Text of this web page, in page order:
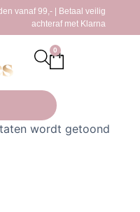
vanaf 99,- | Betaal veilig
achteraf met Klarna
0
wordt getoond